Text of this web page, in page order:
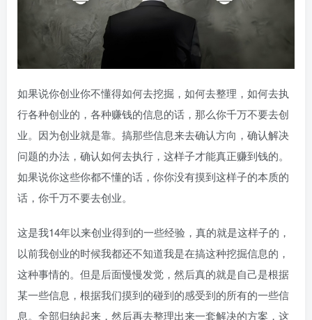
如果说你创业你不懂得如何去挖掘，如何去整理，如何去执
行各种创业的，各种赚钱的信息的话，那么你千万不要去创
业。因为创业就是靠。搞那些信息来去确认方向，确认解决
问题的办法，确认如何去执行，这样子才能真正赚到钱的。
如果说你这些你都不懂的话，你你没有摸到这样子的本质的
话，你千万不要去创业。
这是我14年以来创业得到的一些经验，真的就是这样子的，
以前我创业的时候我都还不知道我是在搞这种挖掘信息的，
这种事情的。但是后面慢慢发觉，然后真的就是自己是根据
某一些信息，根据我们摸到的碰到的感受到的所有的一些信
息。全部归纳起来，然后再去整理出来一套解决的方案，这